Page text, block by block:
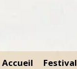
Accueil Festival